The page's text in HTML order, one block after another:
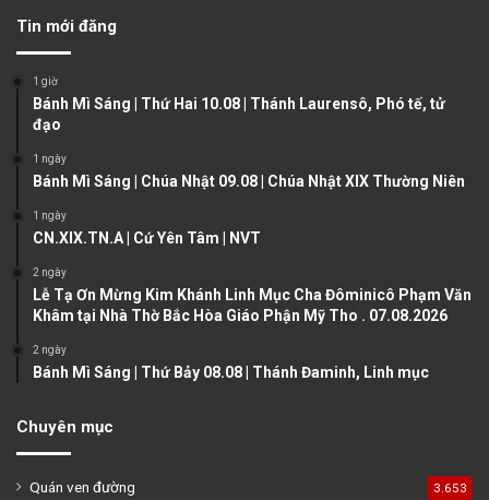
u
g
Tin mới đăng
1 giờ
Bánh Mì Sáng | Thứ Hai 10.08 | Thánh Laurensô, Phó tế, tử
đạo
1 ngày
Bánh Mì Sáng | Chúa Nhật 09.08 | Chúa Nhật XIX Thường Niên
1 ngày
CN.XIX.TN.A | Cứ Yên Tâm | NVT
2 ngày
Lễ Tạ Ơn Mừng Kim Khánh Linh Mục Cha Đôminicô Phạm Văn
Khâm tại Nhà Thờ Bắc Hòa Giáo Phận Mỹ Tho . 07.08.2026
2 ngày
Bánh Mì Sáng | Thứ Bảy 08.08 | Thánh Đaminh, Linh mục
Chuyên mục
Quán ven đường 3.653